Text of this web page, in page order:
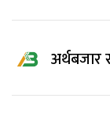
अर्थबजार